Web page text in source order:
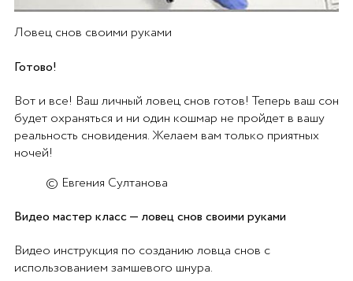
Ловец снов своими руками
Готово!
Вот и все! Ваш личный ловец снов готов! Теперь ваш сон
будет охраняться и ни один кошмар не пройдет в вашу
реальность сновидения. Желаем вам только приятных
ночей!
© Евгения Султанова
Видео мастер класс — ловец снов своими руками
Видео инструкция по созданию ловца снов с
использованием замшевого шнура.